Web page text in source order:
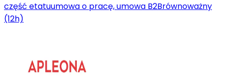
część etatuumowa o pracę, umowa B2Brównoważny
(12h)